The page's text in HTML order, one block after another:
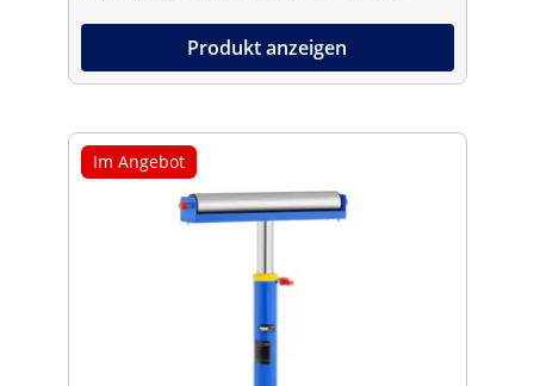
Produkt anzeigen
Im Angebot